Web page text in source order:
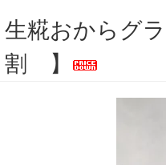
生糀おからグ
割 】